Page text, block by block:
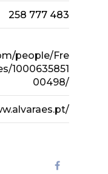
258 777 483
people/Fre
1000635851
00498/